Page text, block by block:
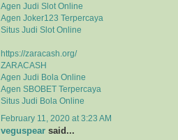
Agen Judi Slot Online
Agen Joker123 Terpercaya
Situs Judi Slot Online
https://zaracash.org/
ZARACASH
Agen Judi Bola Online
Agen SBOBET Terpercaya
Situs Judi Bola Online
February 11, 2020 at 3:23 AM
veguspear said...